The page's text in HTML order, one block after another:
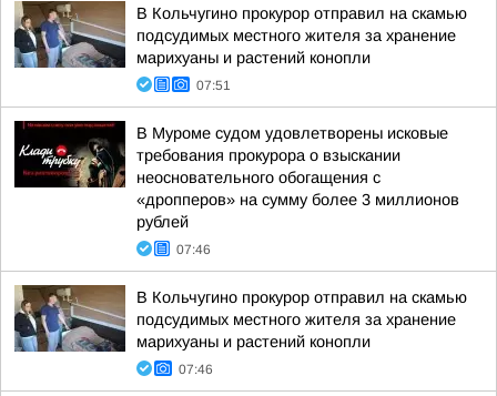
В Кольчугино прокурор отправил на скамью
подсудимых местного жителя за хранение
марихуаны и растений конопли
07:51
В Муроме судом удовлетворены исковые
требования прокурора о взыскании
неосновательного обогащения с
«дропперов» на сумму более 3 миллионов
рублей
07:46
В Кольчугино прокурор отправил на скамью
подсудимых местного жителя за хранение
марихуаны и растений конопли
07:46